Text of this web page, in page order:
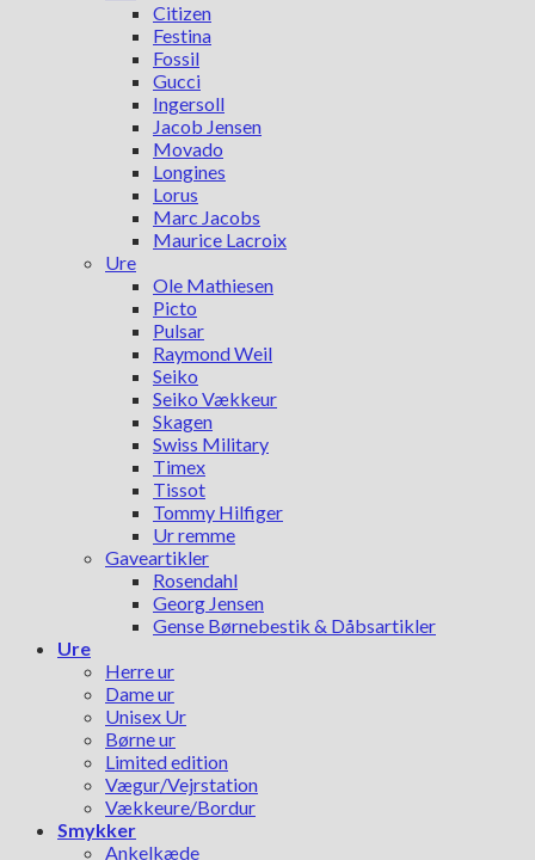
Citizen
Festina
Fossil
Gucci
Ingersoll
Jacob Jensen
Movado
Longines
Lorus
Marc Jacobs
Maurice Lacroix
Ure
Ole Mathiesen
Picto
Pulsar
Raymond Weil
Seiko
Seiko Vækkeur
Skagen
Swiss Military
Timex
Tissot
Tommy Hilfiger
Ur remme
Gaveartikler
Rosendahl
Georg Jensen
Gense Børnebestik & Dåbsartikler
Ure
Herre ur
Dame ur
Unisex Ur
Børne ur
Limited edition
Vægur/Vejrstation
Vækkeure/Bordur
Smykker
Ankelkæde